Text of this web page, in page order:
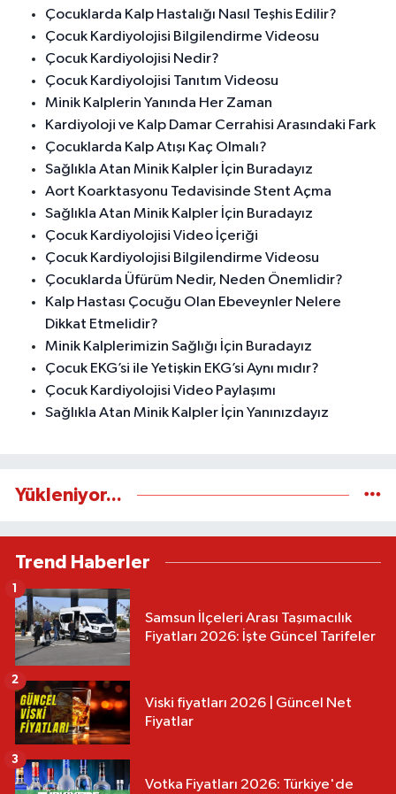
Çocuklarda Kalp Hastalığı Nasıl Teşhis Edilir?
Çocuk Kardiyolojisi Bilgilendirme Videosu
Çocuk Kardiyolojisi Nedir?
Çocuk Kardiyolojisi Tanıtım Videosu
Minik Kalplerin Yanında Her Zaman
Kardiyoloji ve Kalp Damar Cerrahisi Arasındaki Fark
Çocuklarda Kalp Atışı Kaç Olmalı?
Sağlıkla Atan Minik Kalpler İçin Buradayız
Aort Koarktasyonu Tedavisinde Stent Açma
Sağlıkla Atan Minik Kalpler İçin Buradayız
Çocuk Kardiyolojisi Video İçeriği
Çocuk Kardiyolojisi Bilgilendirme Videosu
Çocuklarda Üfürüm Nedir, Neden Önemlidir?
Kalp Hastası Çocuğu Olan Ebeveynler Nelere
Dikkat Etmelidir?
Minik Kalplerimizin Sağlığı İçin Buradayız
Çocuk EKG’si ile Yetişkin EKG’si Aynı mıdır?
Çocuk Kardiyolojisi Video Paylaşımı
Sağlıkla Atan Minik Kalpler İçin Yanınızdayız
Yükleniyor...
Trend Haberler
Samsun İlçeleri Arası Taşımacılık
Fiyatları 2026: İşte Güncel Tarifeler
1
Viski fiyatları 2026 | Güncel Net
Fiyatlar
2
Votka Fiyatları 2026: Türkiye'de
3